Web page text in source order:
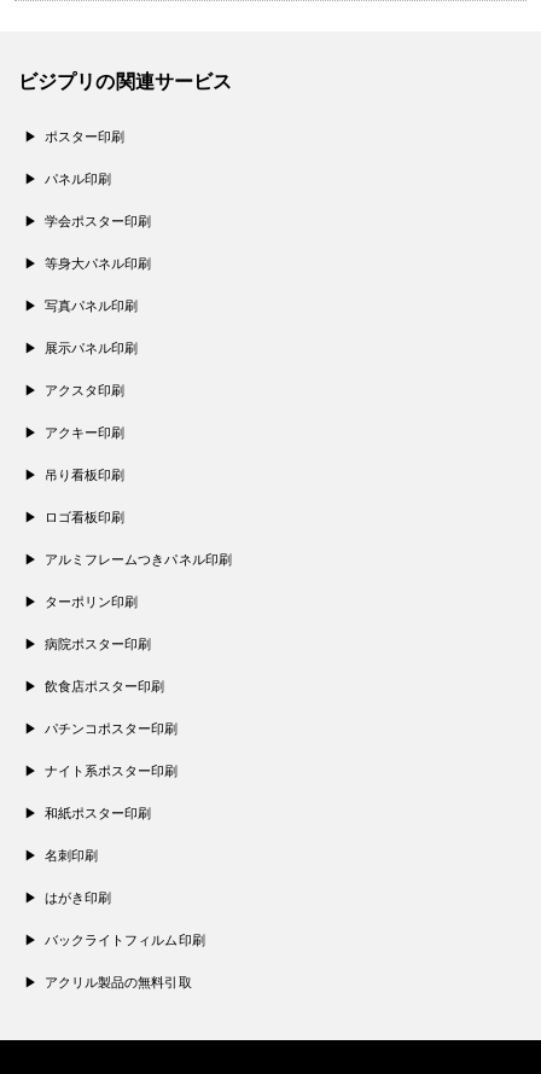
ビジプリの関連サービス
ポスター印刷
パネル印刷
学会ポスター印刷
等身大パネル印刷
写真パネル印刷
展示パネル印刷
アクスタ印刷
アクキー印刷
吊り看板印刷
ロゴ看板印刷
アルミフレームつきパネル印刷
ターポリン印刷
病院ポスター印刷
飲食店ポスター印刷
パチンコポスター印刷
ナイト系ポスター印刷
和紙ポスター印刷
名刺印刷
はがき印刷
バックライトフィルム印刷
アクリル製品の無料引取